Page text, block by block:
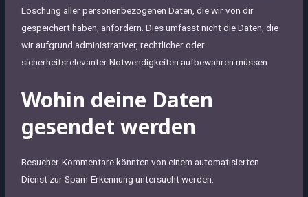
Löschung aller personenbezogenen Daten, die wir von dir
gespeichert haben, anfordern. Dies umfasst nicht die Daten, die
wir aufgrund administrativer, rechtlicher oder
sicherheitsrelevanter Notwendigkeiten aufbewahren müssen.
Wohin deine Daten
gesendet werden
Besucher-Kommentare könnten von einem automatisierten
Dienst zur Spam-Erkennung untersucht werden.